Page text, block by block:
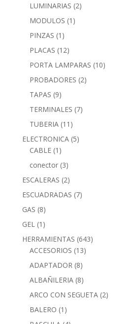
LUMINARIAS (2)
MODULOS (1)
PINZAS (1)
PLACAS (12)
PORTA LAMPARAS (10)
PROBADORES (2)
TAPAS (9)
TERMINALES (7)
TUBERIA (11)
ELECTRONICA (5)
CABLE (1)
conector (3)
ESCALERAS (2)
ESCUADRADAS (7)
GAS (8)
GEL (1)
HERRAMIENTAS (643)
ACCESORIOS (13)
ADAPTADOR (8)
ALBAÑILERIA (8)
ARCO CON SEGUETA (2)
BALERO (1)